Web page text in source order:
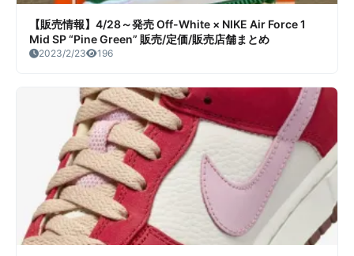
【販売情報】4/28～発売 Off-White × NIKE Air Force 1
Mid SP “Pine Green” 販売/定価/販売店舗まとめ
2023/2/23 196